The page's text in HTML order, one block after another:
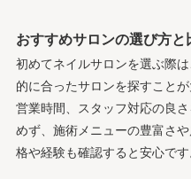
おすすめサロンの選び方と
初めてネイルサロンを選ぶ際
的に合ったサロンを探すこと
営業時間、スタッフ対応の良
めず、施術メニューの豊富さ
格や経験も確認すると安心です